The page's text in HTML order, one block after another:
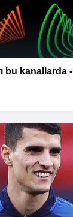
bu kanallarda -